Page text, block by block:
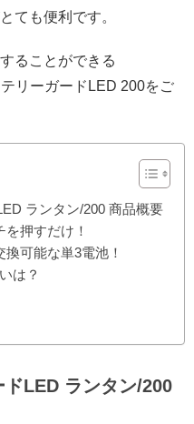
ても便利です。
ることができる
リーガードLED 200をご
ランタン/200 商品概要
押すだけ！
可能な単3電池！
は？
LED ランタン/200